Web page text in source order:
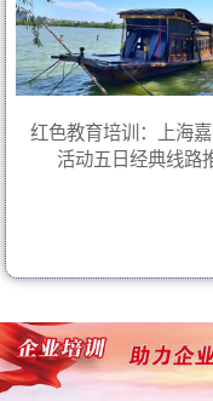
红色教育培训：上海
活动五日经典线路